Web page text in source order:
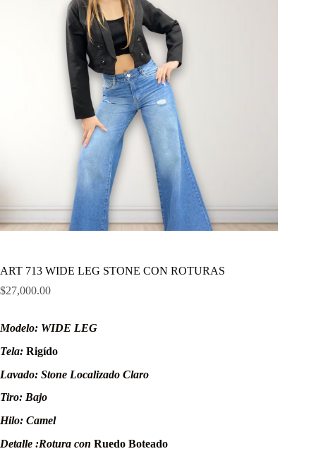
ART 713 WIDE LEG STONE CON ROTURAS
$27,000.00
Modelo: WIDE LEG
Tela: Rigído
Lavado: Stone Localizado Claro
Tiro: Bajo
Hilo: Camel
Detalle :Rotura con Ruedo Boteado